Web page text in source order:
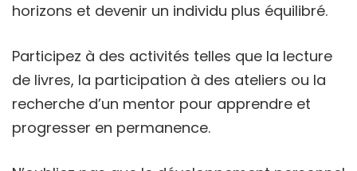
horizons et devenir un individu plus équilibré.
Participez à des activités telles que la lecture
de livres, la participation à des ateliers ou la
recherche d’un mentor pour apprendre et
progresser en permanence.